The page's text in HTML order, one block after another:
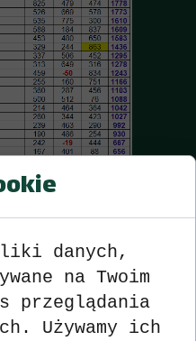
danych,
na Twoim
przeglądania
Używamy ich